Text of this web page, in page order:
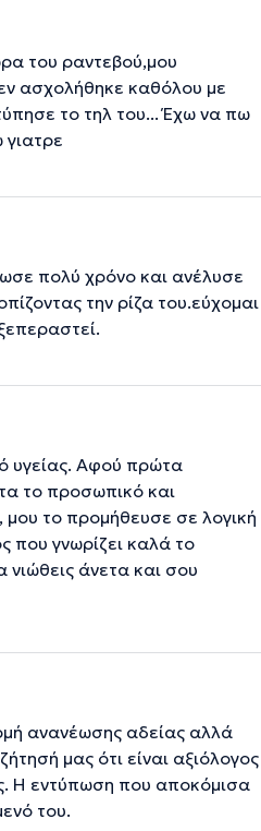
του ραντεβού,μου
ασχολήθηκε καθόλου με
το τηλ του... Έχω να πω
πολύ χρόνο και ανέλυσε
την ρίζα του.εύχομαι
υγείας. Αφού πρώτα
το προσωπικό και
μου το προμήθευσε σε λογική
που γνωρίζει καλά το
νιώθεις άνετα και σου
ανανέωσης αδείας αλλά
μας ότι είναι αξιόλογος
Η εντύπωση που αποκόμισα
του.